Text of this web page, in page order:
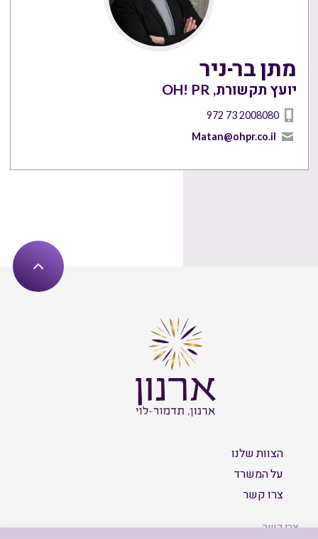
מתן בר-ניר
יועץ תקשורת, OH! PR
972 73 2008080
Matan@ohpr.co.il
הצוות שלנו
על המשרד
צרו קשר
צרו קשר